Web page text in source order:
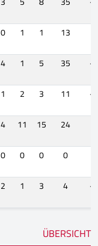
0 1 1 13
4 1 5 35
-2
1 2 3 11
-3
4 11 15 24
0 0 0 0
2 1 3 4 -2
ÜBERSICHT